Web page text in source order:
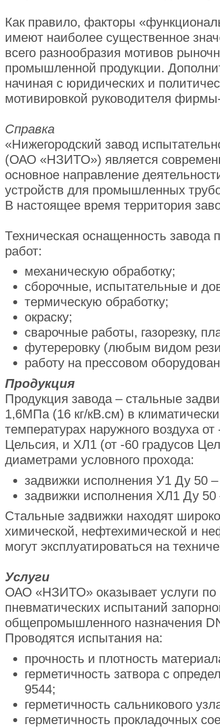
Как правило, факторы
имеют наиболее существенное
всего разнообразия мотивов
промышленной продукции.
начиная с юридических и
мотивировкой руководителя
Справка
«Нижегородский завод
(ОАО «НЗИТО») является
основное направление
устройств для промышленных
В настоящее время территория
Техническая оснащенность
работ:
механическую обработку;
сборочные, испытательные и
термическую обработку;
окраску;
сварочные работы, газорезку,
футереровку (любым видом
работу на прессовом
Продукция
Продукция завода – стальные
1,6МПа (16 кг/кВ.см) в
температурах наружного воздуха
Цельсия, и ХЛ1 (от -60 градусов
диаметрами условного прохода:
задвижки исполнения У1 Ду 50
задвижки исполнения ХЛ1 Ду
Стальные задвижки находят
химической, нефтехимической и
могут эксплуатироваться на
Услуги
ОАО «НЗИТО» оказывает услуги по
пневматических испытаний
общепромышленного назначения
Проводятся испытания на:
прочность и плотность
герметичность затвора с
9544;
герметичность сальникового
герметичность прокладочных